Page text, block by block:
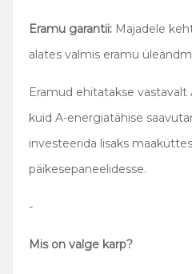
Eramu garantii: Majadele
alates valmis eramu
Eramud ehitatakse
kuid A-energiatähise
investeerida lisaks
päikesepaneelidesse.
-
Mis on valge karp?